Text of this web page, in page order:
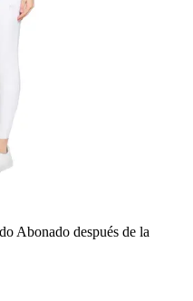
Abonado después de la